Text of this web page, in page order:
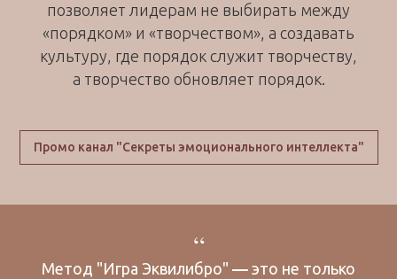
позволяет лидерам не выбирать между
«порядком» и «творчеством», а создавать
культуру, где порядок служит творчеству,
а творчество обновляет порядок.
Промо канал "Секреты эмоционального интеллекта"
“
Метод "Игра Эквилибро" — это не только